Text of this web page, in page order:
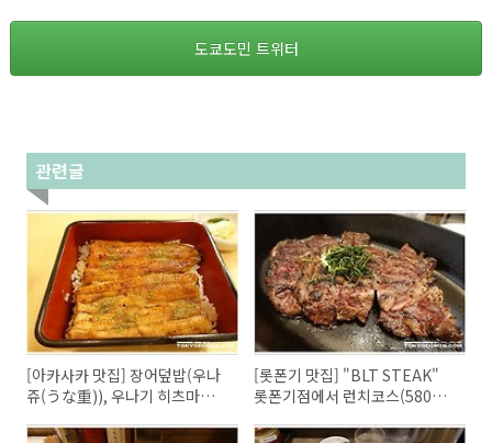
도쿄도민 트위터
관련글
[아카사카 맛집] 장어덮밥(우나
쥬(うな重)), 우나기 히츠마부
카사카 미야가와 본점에 다녀왔
[롯폰기 맛집] "BLT STEAK"
롯폰기점에서 런치코스(5800